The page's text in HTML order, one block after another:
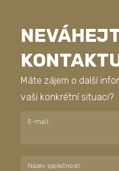
Máte zájem o další
vaši konkrétní situaci?
E-mail:
Název společnosti: